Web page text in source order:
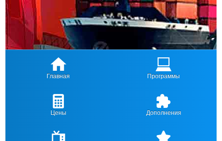
Главная Программы
Цены Дополнения